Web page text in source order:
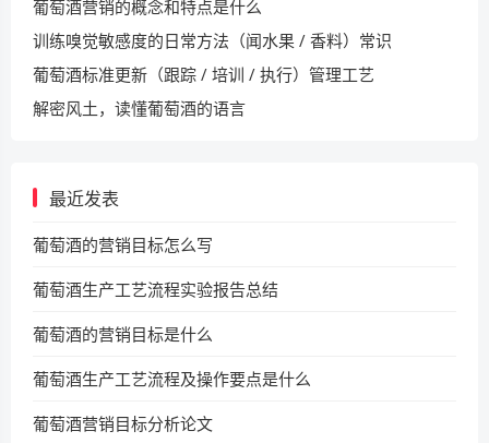
葡萄酒营销的概念和特点是什么
训练嗅觉敏感度的日常方法（闻水果 / 香料）常识
葡萄酒标准更新（跟踪 / 培训 / 执行）管理工艺
解密风土，读懂葡萄酒的语言
最近发表
葡萄酒的营销目标怎么写
葡萄酒生产工艺流程实验报告总结
葡萄酒的营销目标是什么
葡萄酒生产工艺流程及操作要点是什么
葡萄酒营销目标分析论文